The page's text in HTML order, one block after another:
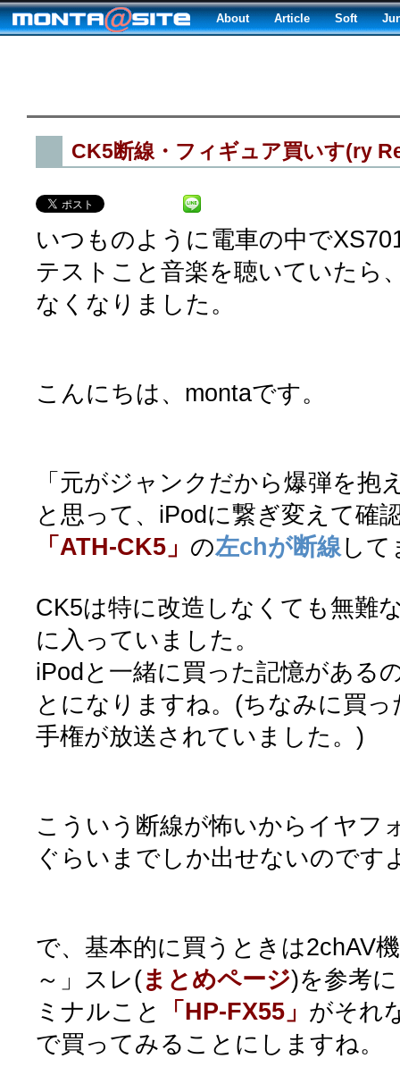
About Article Soft
CK5断線・フィギュア買いす(ry
いつものように電車の中で
テストこと音楽を聴いていたら
なくなりました。
こんにちは、montaです。
「元がジャンクだから爆弾を抱
と思って、iPodに繋ぎ変えて確
「ATH-CK5」 の左chが断線して
CK5は特に改造しなくても無難
に入っていました。
iPodと一緒に買った記憶がある
とになりますね。(ちなみに買
手権が放送されていました。)
こういう断線が怖いからイヤフ
ぐらいまでしか出せないのです
で、基本的に買うときは2chAV
～」スレ(まとめページ)を参考
ミナルこと
「HP-FX55」 がそれ
で買ってみることにしますね。